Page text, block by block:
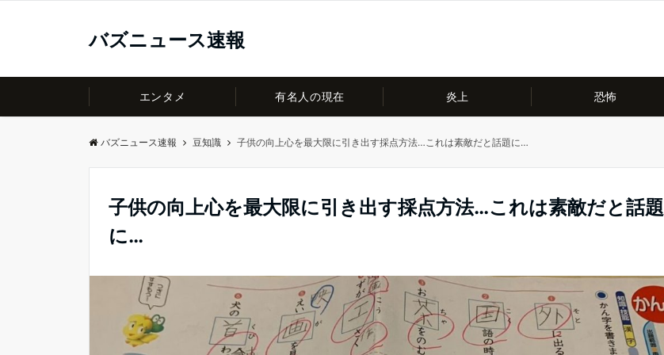
バズニュース速報
エンタメ 有名人の現在 炎上 恐怖
バズニュース速報 豆知識 子供の向上心を最大限に引き出す採点方法…これは素敵だと話題に…
子供の向上心を最大限に引き出す採点方法…これは素敵だと話題
に…